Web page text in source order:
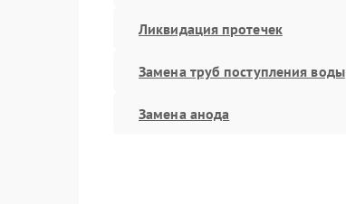
Ликвидация протечек
Замена труб поступления воды
Замена анода